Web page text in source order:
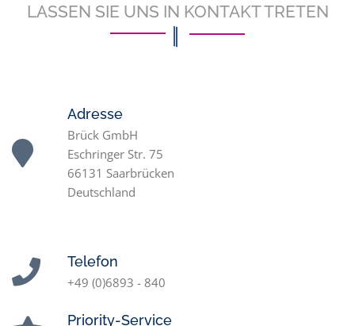
LASSEN SIE UNS IN KONTAKT TRETEN
Adresse
Brück GmbH
Eschringer Str. 75
66131 Saarbrücken
Deutschland
Telefon
+49 (0)6893 - 840
Priority-Service